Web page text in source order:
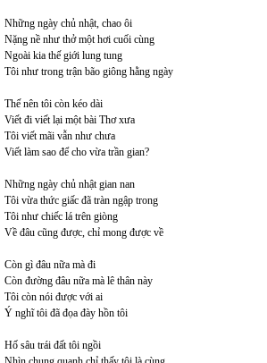
Những ngày chủ nhật, chao ôi
Nặng nề như thở một hơi cuối cùng
Ngoài kia thế giới lung tung
Tôi như trong trận bão giông hằng ngày
Thế nên tôi còn kéo dài
Viết đi viết lại một bài Thơ xưa
Tôi viết mãi vẫn như chưa
Viết làm sao để cho vừa trần gian?
Những ngày chủ nhật gian nan
Tôi vừa thức giấc đã tràn ngập trong
Tôi như chiếc lá trên giòng
Về đâu cũng được, chỉ mong được về
Còn gì đâu nữa mà đi
Còn đường đâu nữa mà lê thân này
Tôi còn nói được với ai
Ý nghĩ tôi đã đọa đày hồn tôi
Hố sâu trái đất tôi ngồi